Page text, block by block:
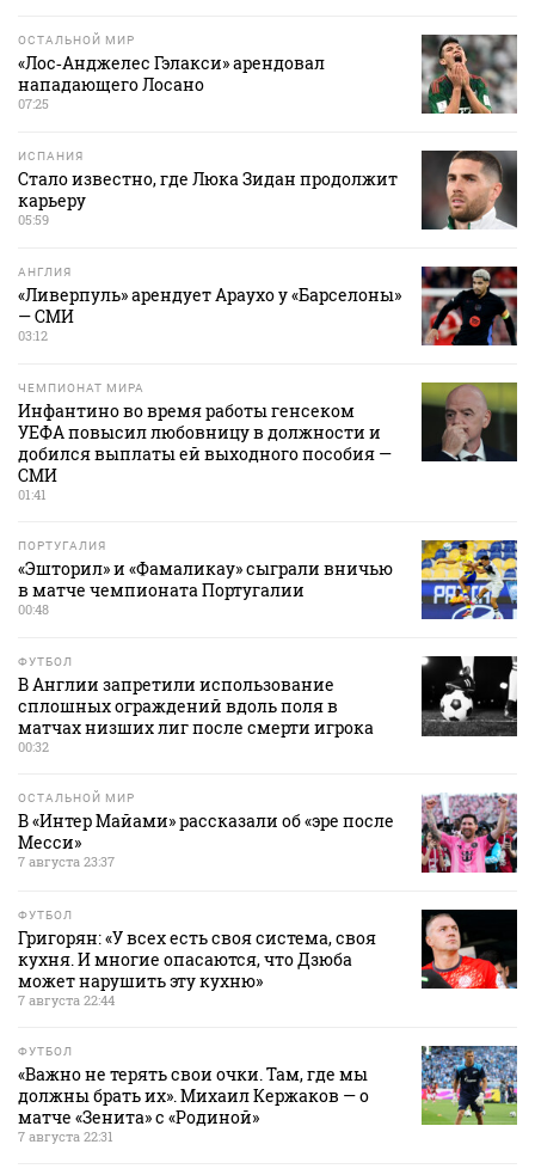
ОСТАЛЬНОЙ МИР
«Лос‑Анджелес Гэлакси» арендовал
нападающего Лосано
07:25
ИСПАНИЯ
Стало известно, где Люка Зидан продолжит
карьеру
05:59
АНГЛИЯ
«Ливерпуль» арендует Араухо у «Барселоны»
— СМИ
03:12
ЧЕМПИОНАТ МИРА
Инфантино во время работы генсеком
УЕФА повысил любовницу в должности и
добился выплаты ей выходного пособия —
СМИ
01:41
ПОРТУГАЛИЯ
«Эшторил» и «Фамаликау» сыграли вничью
в матче чемпионата Португалии
00:48
ФУТБОЛ
В Англии запретили использование
сплошных ограждений вдоль поля в
матчах низших лиг после смерти игрока
00:32
ОСТАЛЬНОЙ МИР
В «Интер Майами» рассказали об «эре после
Месси»
7 августа 23:37
ФУТБОЛ
Григорян: «У всех есть своя система, своя
кухня. И многие опасаются, что Дзюба
может нарушить эту кухню»
7 августа 22:44
ФУТБОЛ
«Важно не терять свои очки. Там, где мы
должны брать их». Михаил Кержаков — о
матче «Зенита» с «Родиной»
7 августа 22:31